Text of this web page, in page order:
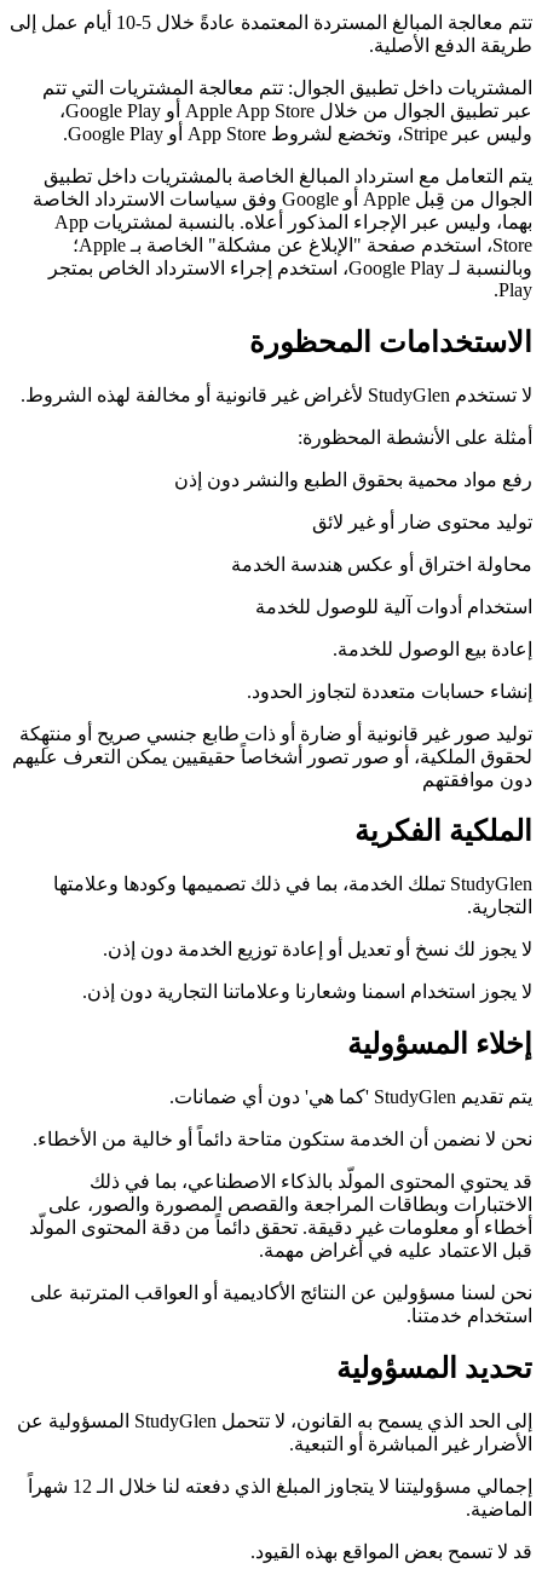
تتم معالجة المبالغ المستردة المعتمدة عادةً خلال 5-10 أيام عمل إلى
طريقة الدفع الأصلية.
المشتريات داخل تطبيق الجوال: تتم معالجة المشتريات التي تتم
عبر تطبيق الجوال من خلال Apple App Store أو Google Play،
وليس عبر Stripe، وتخضع لشروط App Store أو Google Play.
يتم التعامل مع استرداد المبالغ الخاصة بالمشتريات داخل تطبيق
الجوال من قِبل Apple أو Google وفق سياسات الاسترداد الخاصة
بهما، وليس عبر الإجراء المذكور أعلاه. بالنسبة لمشتريات App
Store، استخدم صفحة "الإبلاغ عن مشكلة" الخاصة بـ Apple؛
وبالنسبة لـ Google Play، استخدم إجراء الاسترداد الخاص بمتجر
Play.
الاستخدامات المحظورة
لا تستخدم StudyGlen لأغراض غير قانونية أو مخالفة لهذه الشروط.
أمثلة على الأنشطة المحظورة:
رفع مواد محمية بحقوق الطبع والنشر دون إذن
توليد محتوى ضار أو غير لائق
محاولة اختراق أو عكس هندسة الخدمة
استخدام أدوات آلية للوصول للخدمة
إعادة بيع الوصول للخدمة.
إنشاء حسابات متعددة لتجاوز الحدود.
توليد صور غير قانونية أو ضارة أو ذات طابع جنسي صريح أو منتهِكة
لحقوق الملكية، أو صور تصور أشخاصاً حقيقيين يمكن التعرف عليهم
دون موافقتهم
الملكية الفكرية
StudyGlen تملك الخدمة، بما في ذلك تصميمها وكودها وعلامتها
التجارية.
لا يجوز لك نسخ أو تعديل أو إعادة توزيع الخدمة دون إذن.
لا يجوز استخدام اسمنا وشعارنا وعلاماتنا التجارية دون إذن.
إخلاء المسؤولية
يتم تقديم StudyGlen 'كما هي' دون أي ضمانات.
نحن لا نضمن أن الخدمة ستكون متاحة دائماً أو خالية من الأخطاء.
قد يحتوي المحتوى المولّد بالذكاء الاصطناعي، بما في ذلك
الاختبارات وبطاقات المراجعة والقصص المصورة والصور، على
أخطاء أو معلومات غير دقيقة. تحقق دائماً من دقة المحتوى المولّد
قبل الاعتماد عليه في أغراض مهمة.
نحن لسنا مسؤولين عن النتائج الأكاديمية أو العواقب المترتبة على
استخدام خدمتنا.
تحديد المسؤولية
إلى الحد الذي يسمح به القانون، لا تتحمل StudyGlen المسؤولية عن
الأضرار غير المباشرة أو التبعية.
إجمالي مسؤوليتنا لا يتجاوز المبلغ الذي دفعته لنا خلال الـ 12 شهراً
الماضية.
قد لا تسمح بعض المواقع بهذه القيود.